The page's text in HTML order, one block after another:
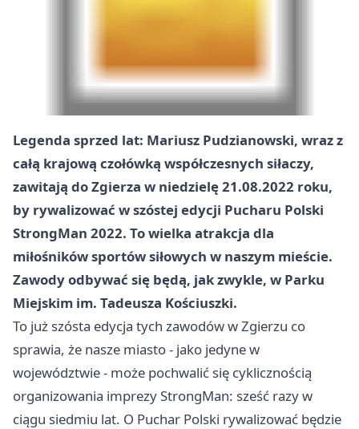
Legenda sprzed lat: Mariusz Pudzianowski, wraz z
całą krajową czołówką współczesnych siłaczy,
zawitają do Zgierza w niedzielę 21.08.2022 roku,
by rywalizować w szóstej edycji Pucharu Polski
StrongMan 2022. To wielka atrakcja dla
miłośników sportów siłowych w naszym mieście.
Zawody odbywać się będą, jak zwykle, w Parku
Miejskim im. Tadeusza Kościuszki.
To już szósta edycja tych zawodów w Zgierzu co
sprawia, że nasze miasto - jako jedyne w
województwie - może pochwalić się cyklicznością
organizowania imprezy StrongMan: sześć razy w
ciągu siedmiu lat. O Puchar Polski rywalizować będzie